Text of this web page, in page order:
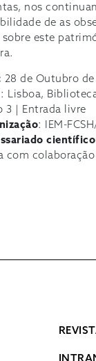
nos
de as
sobre este
28 de Outubro de
Lisboa,
3 | Entrada livre
: IEM-
com